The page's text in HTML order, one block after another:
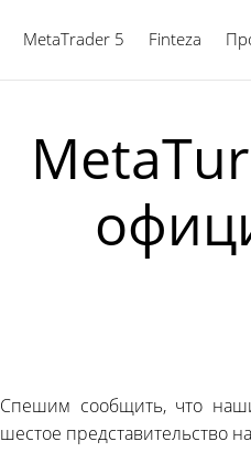
MetaTrader 5 Finteza
Спешим сообщить, что
шестое представительство